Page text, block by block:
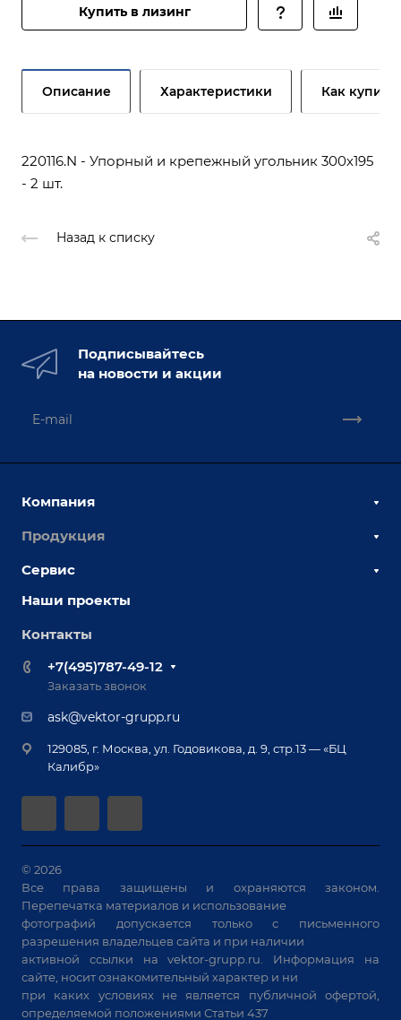
Купить в лизинг
Описание Характеристики Как купить
220116.N - Упорный и крепежный угольник 300х195
- 2 шт.
Назад к списку
Подписывайтесь
на новости и акции
Компания
О компании
Выставки и мероприятия
Вопрос ответ
Реквизиты
Документы
Продукция
Сборочно-сварочные столы
Оснастка для сварочных столов
Оборудование для приварки крепежа
Приварной крепеж
Специализированные решения для сварки
Позиционеры и вращатели
Машины контактной сварки
Универсальные зажимы
Системы аспирации
Станки лазерной резки
Решения для учебных заведений
Сервис
Сервисное обслуживание
Обучение
Лизинг
Гарантия
автоматизации
Наши проекты
Контакты
+7(495)787-49-12
Заказать звонок
ask@vektor-grupp.ru
129085, г. Москва, ул. Годовикова, д. 9, стр.13 — «БЦ
Калибр»
© 2026
Все права защищены и охраняются законом.
Перепечатка материалов и использование
фотографий допускается только с письменного
разрешения владельцев сайта и при наличии
активной ссылки наvektor-grupp.ru . Информация на
сайте, носит ознакомительный характер и ни
при каких условиях не является публичной офертой,
определяемой положениями Статьи 437